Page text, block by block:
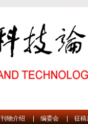
刊物介绍 | 编委会 | 征稿